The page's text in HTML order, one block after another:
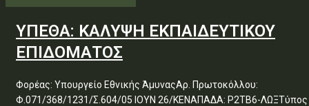
ΥΠΕΘΑ: ΚΑΛΥΨΗ ΕΚΠΑΙΔΕΥΤΙΚΟΥ
ΕΠΙΔΟΜΑΤΟΣ
Φορέας: Υπουργείο Εθνικής ΆμυναςΑρ. Πρωτοκόλλου:
Φ.071/368/1231/Σ.604/05 ΙΟΥΝ 26/ΚΕΝΑΠΑΔΑ: Ρ2ΤΒ6-ΛΩΞΤύπος